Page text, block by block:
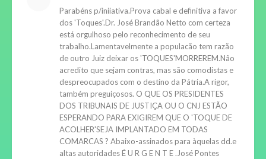
Parabéns p/iniiativa.Prova cabal e definitiva a favor
dos 'Toques'.Dr. José Brandão Netto com certeza
está orgulhoso pelo reconhecimento de seu
trabalho.Lamentavelmente a populacão tem razão
de outro Juiz deixar os 'TOQUES'MORREREM.Não
acredito que sejam contras, mas são comodistas e
despreocupados com o destino da Pátria.A rigor,
também preguiçosos. O QUE OS PRESIDENTES
DOS TRIBUNAIS DE JUSTIÇA OU O CNJ ESTÃO
ESPERANDO PARA EXIGIREM QUE O 'TOQUE DE
ACOLHER'SEJA IMPLANTADO EM TODAS
COMARCAS ? Abaixo-assinados para àquelas dd.e
altas autoridades É U R G E N T E .José Pontes